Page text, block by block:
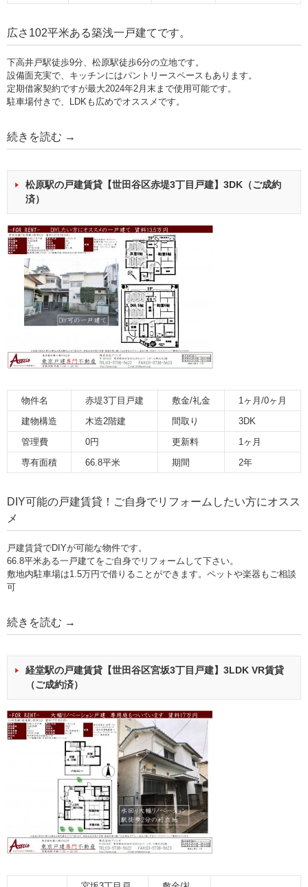
広さ102平米ある築浅一戸建てです。
下高井戸駅徒歩9分、松原駅徒歩6分の立地です。
設備面充実で、キッチンにはパントリースペースもあります。
定期借家契約ですが最大2024年2月末まで使用可能です。
駐車場付きで、LDKも広めでオススメです。
続きを読む →
松原駅の戸建賃貸【世田谷区赤堤3丁目戸建】3DK（ご成約
済）
物件名 赤堤3丁目戸建 敷金/礼金
1ヶ月/0ヶ月
建物構造
木造2階建 間取り
3DK
管理費
0円 更新料
1ヶ月
専有面積
66.8平米 期間 2年
DIY可能の戸建賃貸！ご自身でリフォームしたい方にオスス
メ
戸建賃貸でDIYが可能な物件です。
66.8平米ある一戸建てをご自身でリフォームして下さい。
敷地内駐車場は1.5万円で借りることができます。ペットや楽器もご相談
可
続きを読む →
経堂駅の戸建賃貸【世田谷区宮坂3丁目戸建】3LDK VR賃貸
（ご成約済）